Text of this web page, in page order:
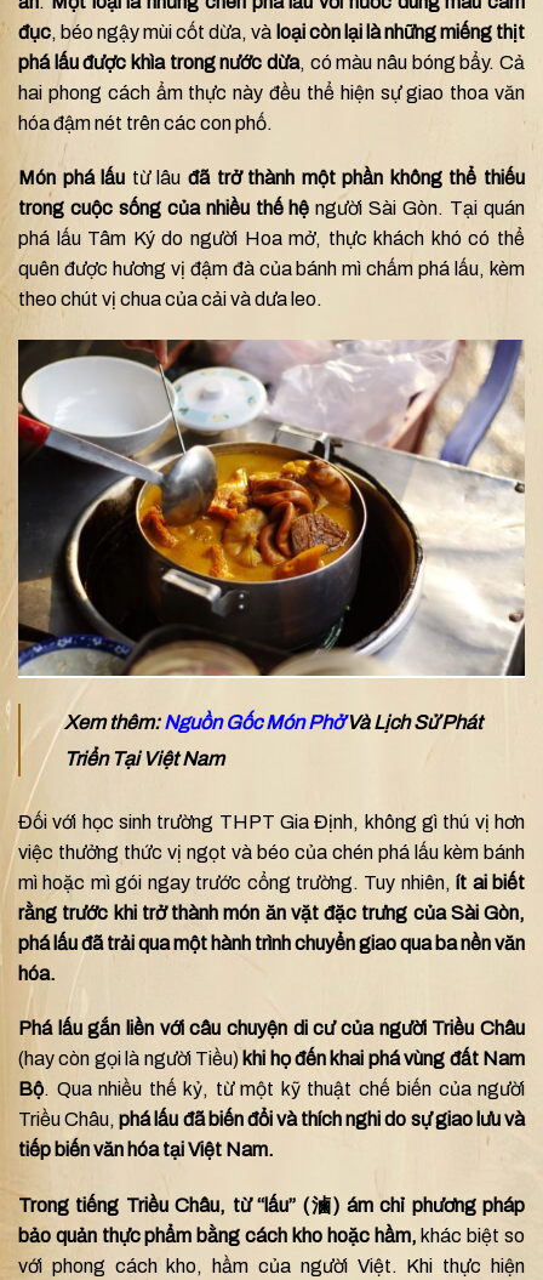
đục, béo ngậy mùi cốt dừa, và loại còn lại là những miếng thịt
phá lấu được khìa trong nước dừa, có màu nâu bóng bẩy. Cả
hai phong cách ẩm thực này đều thể hiện sự giao thoa văn
hóa đậm nét trên các con phố.
Món phá lấu từ lâu đã trở thành một phần không thể thiếu
trong cuộc sống của nhiều thế hệ người Sài Gòn. Tại quán
phá lấu Tâm Ký do người Hoa mở, thực khách khó có thể
quên được hương vị đậm đà của bánh mì chấm phá lấu, kèm
theo chút vị chua của cải và dưa leo.
Xem thêm:Nguồn Gốc Món PhởVà Lịch Sử Phát
Triển Tại Việt Nam
Đối với học sinh trường THPT Gia Định, không gì thú vị hơn
việc thưởng thức vị ngọt và béo của chén phá lấu kèm bánh
mì hoặc mì gói ngay trước cổng trường. Tuy nhiên,ít ai biết
rằng trước khi trở thành món ăn vặt đặc trưng của Sài Gòn,
phá lấu đã trải qua một hành trình chuyển giao qua ba nền văn
hóa.
Phá lấu gắn liền với câu chuyện di cư của người Triều Châu
(hay còn gọi là người Tiều) khi họ đến khai phá vùng đất Nam
Bộ. Qua nhiều thế kỷ, từ một kỹ thuật chế biến của người
Triều Châu,phá lấu đã biến đổi và thích nghi do sự giao lưu và
tiếp biến văn hóa tại Việt Nam.
Trong tiếng Triều Châu, từ “lấu” (滷) ám chỉ phương pháp
bảo quản thực phẩm bằng cách kho hoặc hầm, khác biệt so
với phong cách kho, hầm của người Việt. Khi thực hiện